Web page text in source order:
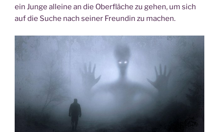
ein Jun­ge allei­ne an die Ober­flä­che zu gehen, um sich
auf die Suche nach sei­ner Freun­din zu machen.